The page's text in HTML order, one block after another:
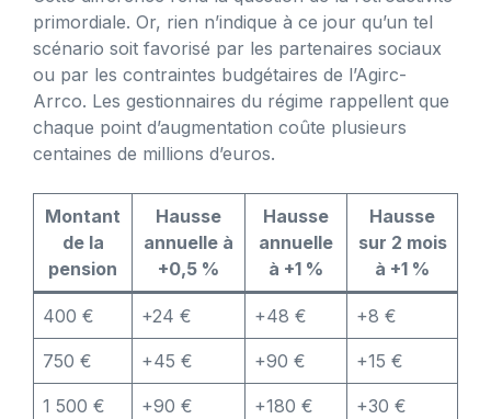
primordiale. Or, rien n’indique à ce jour qu’un tel
scénario soit favorisé par les partenaires sociaux
ou par les contraintes budgétaires de l’Agirc-
Arrco. Les gestionnaires du régime rappellent que
chaque point d’augmentation coûte plusieurs
centaines de millions d’euros.
Montant
de la
pension
Hausse
annuelle à
+0,5 %
Hausse
annuelle
à +1 %
Hausse
sur 2 mois
à +1 %
400 € +24 € +48 € +8 €
750 € +45 € +90 € +15 €
1 500 € +90 € +180 € +30 €